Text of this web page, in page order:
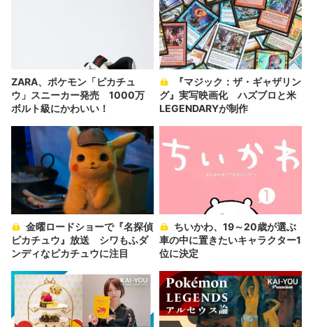
ZARA、ポケモン「ピカチュ
ウ」スニーカー発売 1000万
ボルト級にかわいい！
グ』実写映画化 ハズブロと米
LEGENDARYが制作
ピカチュウ』放送 シワもふダ
ンディなピカチュウに注目
車の中に置きたいキャラクター1
位に決定